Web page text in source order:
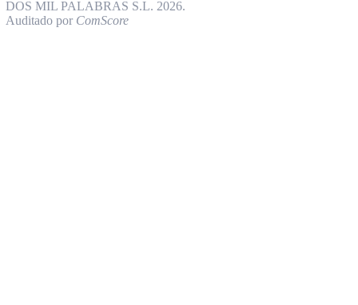
DOS MIL PALABRAS S.L. 2026.
Auditado por ComScore